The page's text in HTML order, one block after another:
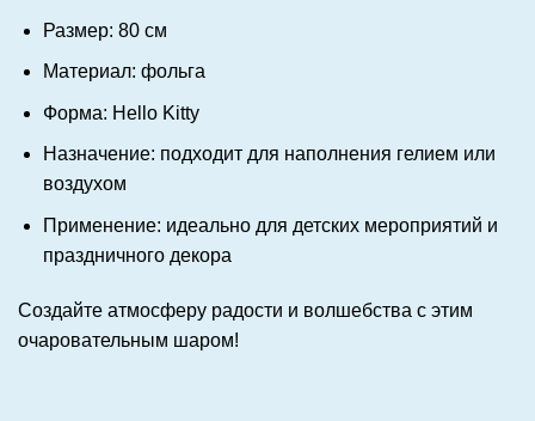
Размер: 80 см
Материал: фольга
Форма: Hello Kitty
Назначение: подходит для наполнения гелием или
воздухом
Применение: идеально для детских мероприятий и
праздничного декора
Создайте атмосферу радости и волшебства с этим
очаровательным шаром!